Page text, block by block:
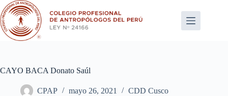
Saltar
al
contenido
CAYO BACA Donato Saúl
CPAP mayo 26, 2021 CDD Cusco